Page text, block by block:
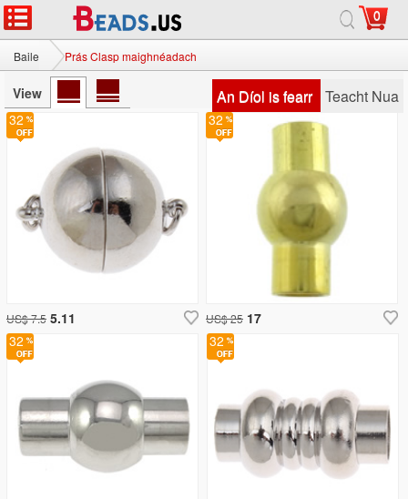
0
Baile Prás Clasp maighnéadach
View An Díol is fearr Teacht Nua
32
32
US$ 25 17
32
US$ 7.5 5.11
32